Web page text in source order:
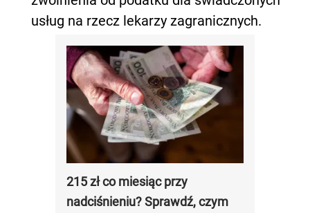
usług na rzecz lekarzy zagranicznych.
215 zł co miesiąc przy
nadciśnieniu? Sprawdź, czym